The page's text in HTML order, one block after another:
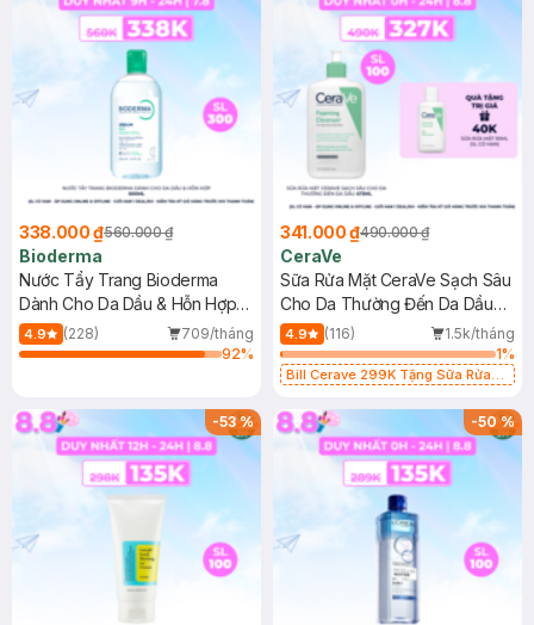
338.000 ₫560.000 ₫
Bioderma
Nước Tẩy Trang Bioderma
Dành Cho Da Dầu & Hỗn Hợp
500ml
4.9 (228)
709/tháng
92%
341.000 ₫490.000 ₫
CeraVe
Sữa Rửa Mặt CeraVe Sạch Sâu
Cho Da Thường Đến Da Dầu
473ml
4.9 (116)
1.5k/tháng
1%
Bill Cerave 299K Tặng Sữa Rửa
-53% -50%